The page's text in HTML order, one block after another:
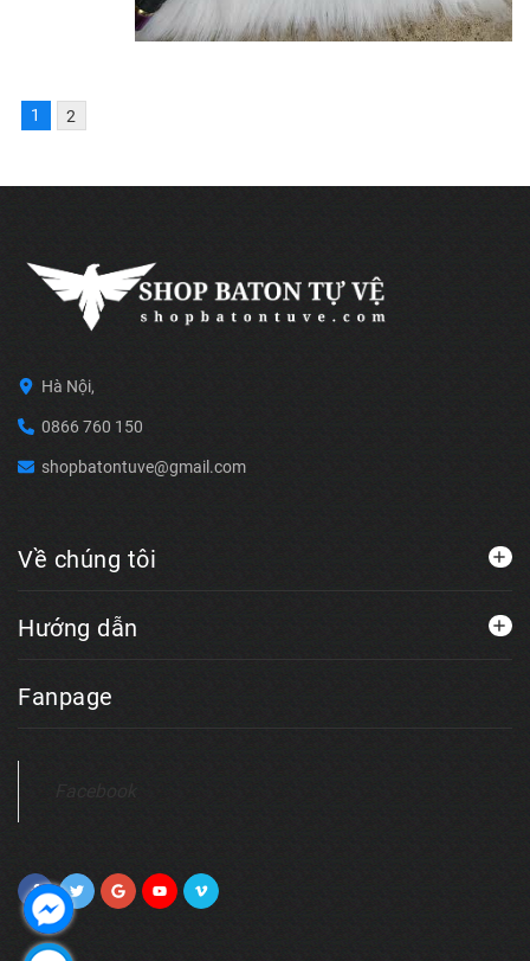
1 2
Hà Nội,
0866 760 150
shopbatontuve@gmail.com
Về chúng tôi
Hướng dẫn
Fanpage
Facebook